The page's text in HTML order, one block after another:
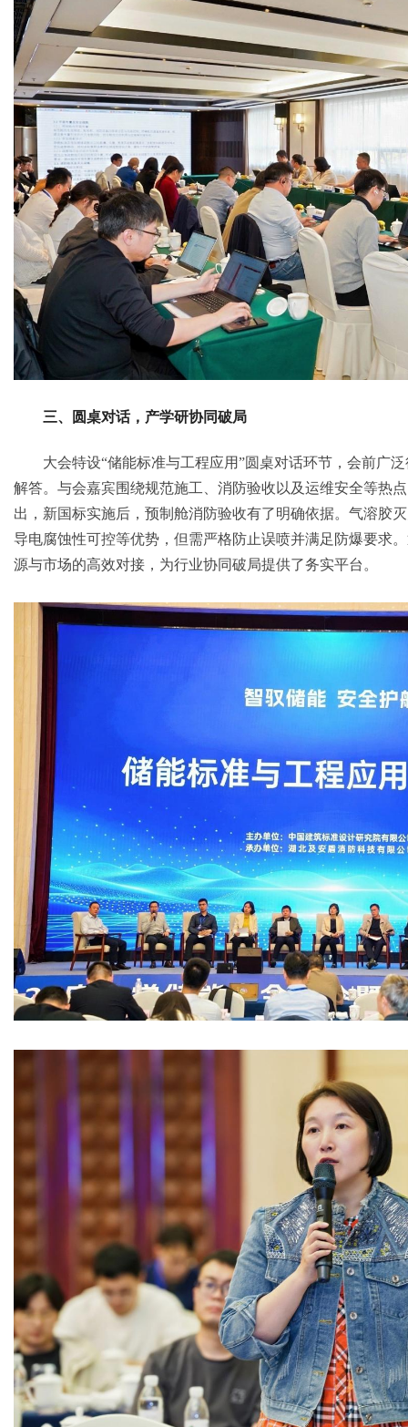
三、圆桌对话，产学研协同破局
大会特设“储能标准与工程应用”圆桌对话环节，会前广
解答。与会嘉宾围绕规范施工、消防验收以及运维安全等热
出，新国标实施后，预制舱消防验收有了明确依据。气溶胶
导电腐蚀性可控等优势，但需严格防止误喷并满足防爆要求
源与市场的高效对接，为行业协同破局提供了务实平台。